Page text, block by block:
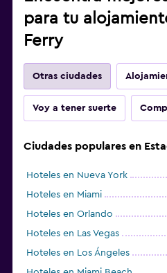
para tu
Ferry
Otras ciudades
Voy a tener suerte
Ciudades populares en
Hoteles en Nueva York
Hoteles en Miami
Hoteles en Orlando
Hoteles en Las Vegas
Hoteles en Los Ángeles